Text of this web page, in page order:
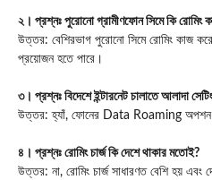
২। প্রশ্নঃ পুরোনো গ্রামীণফোন সিমে কি রোমিং
উত্তর: বেশিরভাগ পুরোনো সিমে রোমিং কাজ
প্রয়োজন হতে পারে।
৩। প্রশ্নঃ বিদেশে ইন্টারনেট চালাতে আলাদা
উত্তর: হ্যাঁ, ফোনের Data Roaming অপশন
৪। প্রশ্নঃ রোমিং চার্জ কি দেশে থাকার মতোই?
উত্তর: না, রোমিং চার্জ সাধারণত বেশি হয় এবং